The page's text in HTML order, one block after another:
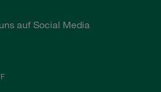
auf Social Media